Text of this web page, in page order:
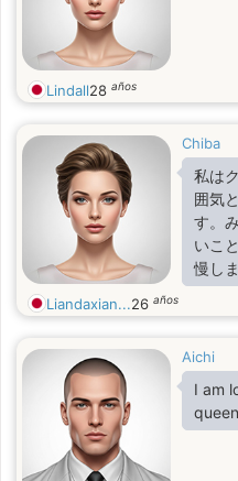
Lindall28 años
Chiba
私は
囲気
す。
いこ
慢し
して
ます
Liandaxian...26 años
Aichi
I am